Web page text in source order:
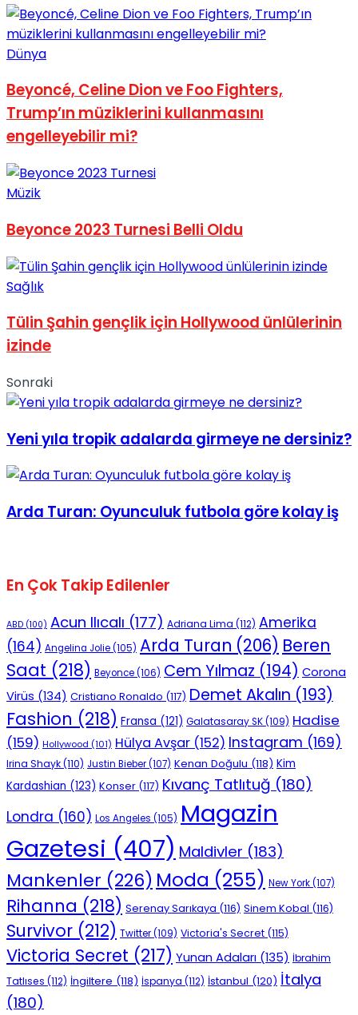
No Result
View All Result
Dünya
Beyoncé, Celine Dion ve Foo Fighters,
Trump’ın müziklerini kullanmasını
engelleyebilir mi?
Müzik
Beyonce 2023 Turnesi Belli Oldu
Sağlık
Tülin Şahin gençlik için Hollywood ünlülerinin
izinde
Sonraki
Yeni yıla tropik adalarda girmeye ne dersiniz?
Arda Turan: Oyunculuk futbola göre kolay iş
En Çok Takip Edilenler
ABD (100) Acun Ilıcalı (177) Adriana Lima (112) Amerika
(164) Angelina Jolie(105) Arda Turan (206) Beren
Saat (218) Beyonce(106) Cem Yılmaz (194) Corona
Virüs (134) Cristiano Ronaldo (117) Demet Akalın (193)
Fashion (218) Fransa (121) Galatasaray SK(109) Hadise
(159) Hollywood (101) Hülya Avşar (152) Instagram (169)
Irina Shayk(110) Justin Bieber(107) Kenan Doğulu (118) Kim
Kardashian (123) Konser (117) Kıvanç Tatlıtuğ (180)
Londra (160) Los Angeles (105) Magazin
Gazetesi (407) Maldivler (183)
Mankenler (226) Moda (255) New York(107)
Rihanna (218) Serenay Sarıkaya (116) Sinem Kobal (116)
Survivor (212) Twitter(109) Victoria's Secret (115)
Victoria Secret (217) Yunan Adaları (135) İbrahim
Tatlıses (112) İngiltere (118) İspanya (112) İstanbul (120) İtalya
(180)